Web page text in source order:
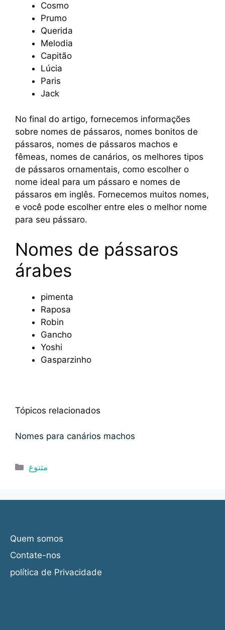
Cosmo
Prumo
Querida
Melodia
Capitão
Lúcia
Paris
Jack
No final do artigo, fornecemos informações
sobre nomes de pássaros, nomes bonitos de
pássaros, nomes de pássaros machos e
fêmeas, nomes de canários, os melhores tipos
de pássaros ornamentais, como escolher o
nome ideal para um pássaro e nomes de
pássaros em inglês. Fornecemos muitos nomes,
e você pode escolher entre eles o melhor nome
para seu pássaro.
Nomes de pássaros
árabes
pimenta
Raposa
Robin
Gancho
Yoshi
Gasparzinho
Tópicos relacionados
Nomes para canários machos
Categorias
متنوع
Quem somos
Contate-nos
política de Privacidade